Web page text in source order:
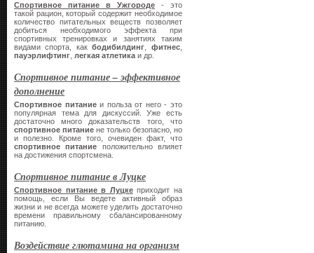
Спортивное питание в Ужгороде - это
такой рацион, который содержит необходимое
количество питательных веществ позволяет
добиться необходимого эффекта при
спортивных тренировках и занятиях таким
видами спорта, какбодибилдинг фитнес
пауэрлифтинг легкая атлетика и др.
Спортивное питание – эффективное
дополнение
Спортивное питаниеи польза от него - это
популярная тема для дискуссий. Уже есть
достаточно много доказательств того, что
спортивное питание не только безопасно, но
и полезно. Кроме того, очевиден факт, что
спортивное питание положительно влияет
на достижения спортсмена.
Спортивное питание в Луцке
Спортивное питание в Луцкеприходит на
помощь, если Вы ведете активный образ
жизни и не всегда можете уделить достаточно
времени правильному сбалансированному
питанию.
Воздействие глютамина на организм